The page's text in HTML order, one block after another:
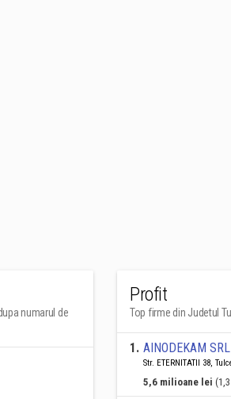
numarul de
Profit
Top firme din Judetul
1. AINODEKAM SRL
Str. ETERNITATII 38,
5,6 milioane lei